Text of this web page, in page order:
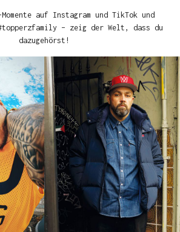
auf Instagram und TikTok und
– zeig der Welt, dass du
dazugehörst!